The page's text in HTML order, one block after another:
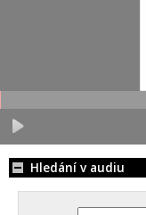
Hledání v audiu